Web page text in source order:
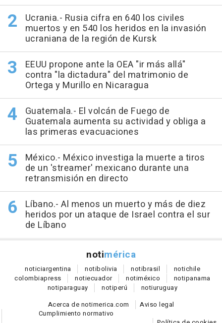
Ucrania.- Rusia cifra en 640 los civiles
muertos y en 540 los heridos en la invasión
ucraniana de la región de Kursk
EEUU propone ante la OEA "ir más allá"
contra "la dictadura" del matrimonio de
Ortega y Murillo en Nicaragua
Guatemala.- El volcán de Fuego de
Guatemala aumenta su actividad y obliga a
las primeras evacuaciones
México.- México investiga la muerte a tiros
de un 'streamer' mexicano durante una
retransmisión en directo
Líbano.- Al menos un muerto y más de diez
heridos por un ataque de Israel contra el sur
de Líbano
notimérica
noticiargentina notibolivia notibrasil notichile
colombiapress notiecuador notiméxico notipanama
notiparaguay notiperú notiuruguay
Acerca de notimerica.com
Aviso legal
Cumplimiento normativo